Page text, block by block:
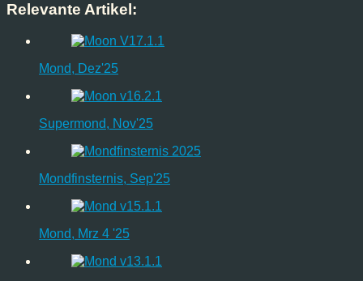
Relevante Artikel:
Mond, Dez'25
Supermond, Nov'25
Mondfinsternis, Sep'25
Mond, Mrz 4 '25